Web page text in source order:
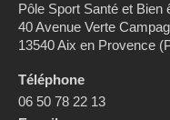
Pôle Sport Santé et Bien
40 Avenue Verte
13540 Aix en Provence
Téléphone
06 50 78 22 13